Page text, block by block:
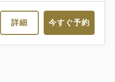
詳細 今すぐ予約